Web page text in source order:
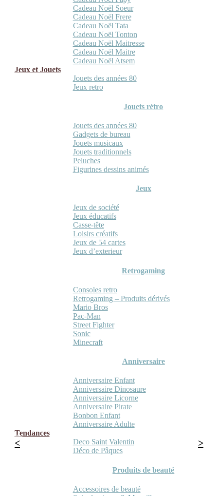
Cadeau Noël Soeur
Cadeau Noël Frere
Cadeau Noël Tata
Cadeau Noël Tonton
Cadeau Noël Maitresse
Cadeau Noël Maitre
Cadeau Noël Atsem
Jeux et Jouets
Jouets des années 80
Jeux retro
Jouets rétro
Jouets des années 80
Gadgets de bureau
Jouets musicaux
Jouets traditionnels
Peluches
Figurines dessins animés
Jeux
Jeux de société
Jeux éducatifs
Casse-tête
Loisirs créatifs
Jeux de 54 cartes
Jeux d’exterieur
Retrogaming
Consoles retro
Retrogaming – Produits dérivés
Mario Bros
Pac-Man
Street Fighter
Sonic
Minecraft
Anniversaire
Anniversaire Enfant
Anniversaire Dinosaure
Anniversaire Licorne
Anniversaire Pirate
Bonbon Enfant
Anniversaire Adulte
Tendances
Deco Saint Valentin
Déco de Pâques
Produits de beauté
Accessoires de beauté